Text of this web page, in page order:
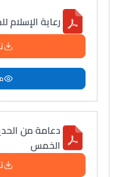
رعاية الإسلام
دعامة من
الخمس